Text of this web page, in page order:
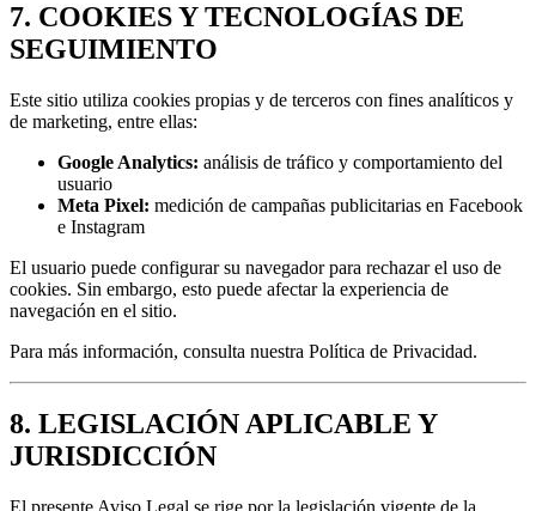
7. COOKIES Y TECNOLOGÍAS DE
SEGUIMIENTO
Este sitio utiliza cookies propias y de terceros con fines analíticos y
de marketing, entre ellas:
Google Analytics: análisis de tráfico y comportamiento del
usuario
Meta Pixel: medición de campañas publicitarias en Facebook
e Instagram
El usuario puede configurar su navegador para rechazar el uso de
cookies. Sin embargo, esto puede afectar la experiencia de
navegación en el sitio.
Para más información, consulta nuestra Política de Privacidad.
8. LEGISLACIÓN APLICABLE Y
JURISDICCIÓN